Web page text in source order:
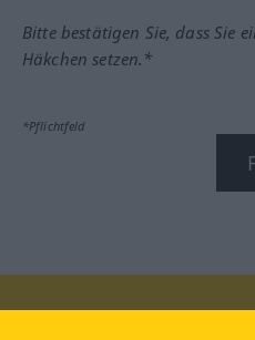
Bitte bestätigen Sie, dass Sie
Häkchen setzen.*
*Pflichtfeld